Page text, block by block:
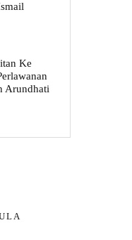
Ke
Arundhati